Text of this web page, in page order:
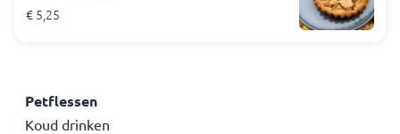
€ 5,25
Petflessen
Koud drinken